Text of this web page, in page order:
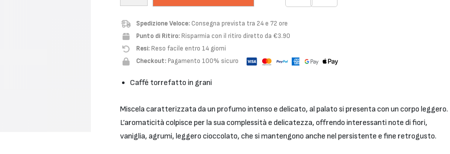
Spedizione Veloce: Consegna prevista tra 24 e 72 ore
Punto di Ritiro: Risparmia con il ritiro diretto da €3.90
Resi: Reso facile entro 14 giorni
Checkout: Pagamento 100% sicuro
Caffé torrefatto in grani
Miscela caratterizzata da un profumo intenso e delicato, al palato si presenta con un corpo leggero.
L’aromaticità colpisce per la sua complessità e delicatezza, offrendo interessanti note di fiori,
vaniglia, agrumi, leggero cioccolato, che si mantengono anche nel persistente e fine retrogusto.